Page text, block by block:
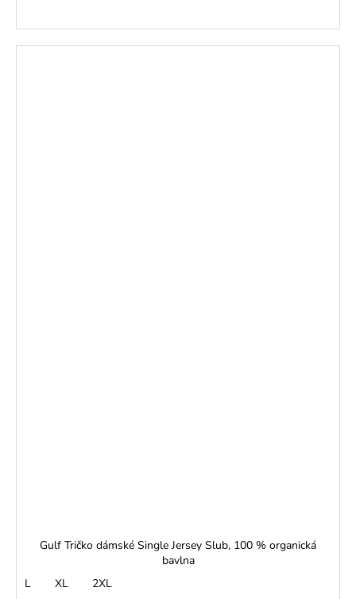
Gulf Tričko dámské Single Jersey Slub, 100 % organická
bavlna
L
XL 2XL